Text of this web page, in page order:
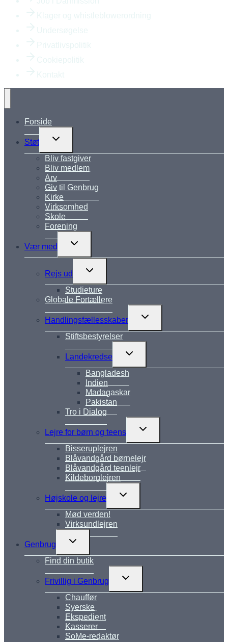
Forside
Støt
Skift
Bliv fastgiver
Bliv medlem
Arv
Giv til Genbrug
Kirke
Virksomhed
Skole
Forening
Vær med
Skift
Rejs ud
Skift
Studieture
Globale Fortællere
Handlingsfællesskaber
Skift
Stiftsbestyrelser
Landekredse
Skift
Bangladesh
Indien
Madagaskar
Pakistan
Tro i Dialog
Lejre for børn og teens
Skift
Bisseruplejren
Blåvandgård børnelejr
Blåvandgård teenlejr
Kildeborglejren
Højskole og lejre
Skift
Mød verden!
Virksundlejren
Genbrug
Skift
Find din butik
Frivillig i Genbrug
Skift
Chauffør
Syerske
Ekspedient
Kasserer
SoMe-redaktør